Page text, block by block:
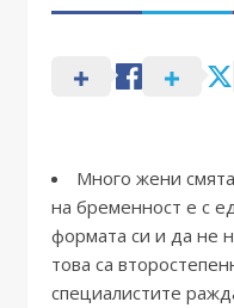
Много жени
на бременност е с
формата си и да не
това са
специалистите